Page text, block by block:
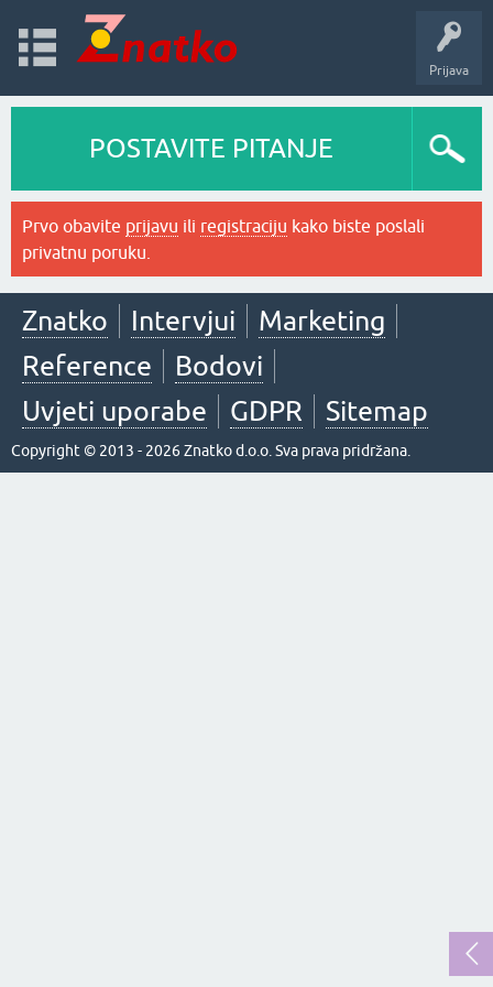
Prijava
POSTAVITE PITANJE
Prvo obavite prijavu ili registraciju kako biste poslali
privatnu poruku.
Znatko Intervjui
Marketing
Reference
Bodovi
Uvjeti uporabe
GDPR Sitemap
Copyright © 2013 - 2026 Znatko d.o.o. Sva prava pridržana.